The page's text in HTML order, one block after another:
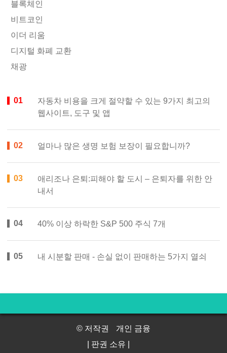
블록체인
비트코인
이더 리움
디지털 화폐 교환
채광
자동차 비용을 크게 절약할 수 있는 9가지 최고의
웹사이트, 도구 및 앱
얼마나 많은 생명 보험 보장이 필요합니까?
애리조나 은퇴:피해야 할 도시 – 은퇴자를 위한 안
내서
40% 이상 하락한 S&P 500 주식 7개
내 시분할 판매 - 손실 없이 판매하는 5가지 열쇠
© 저작권
개인 금융
| 판권 소유 |